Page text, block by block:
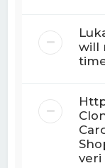
will
veri